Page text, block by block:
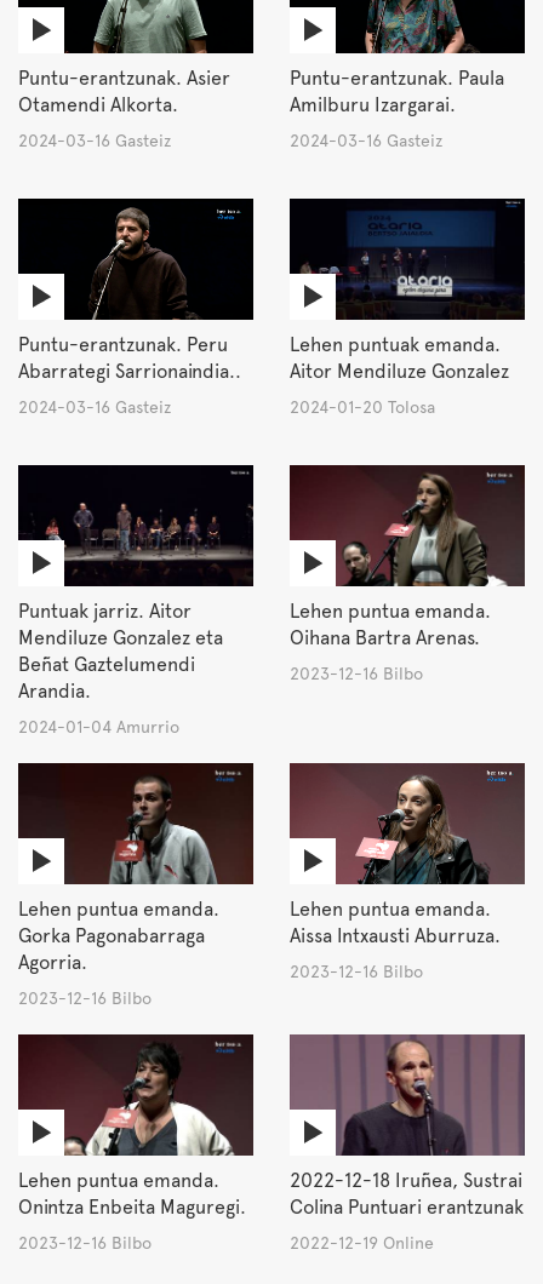
Puntu-erantzunak. Asier
Otamendi Alkorta.
2024-03-16 Gasteiz
Puntu-erantzunak. Paula
Amilburu Izargarai.
2024-03-16 Gasteiz
Puntu-erantzunak. Peru
Abarrategi Sarrionaindia..
2024-03-16 Gasteiz
Lehen puntuak emanda.
Aitor Mendiluze Gonzalez
2024-01-20 Tolosa
Puntuak jarriz. Aitor
Mendiluze Gonzalez eta
Beñat Gaztelumendi
Arandia.
2024-01-04 Amurrio
Lehen puntua emanda.
Oihana Bartra Arenas.
2023-12-16 Bilbo
Lehen puntua emanda.
Gorka Pagonabarraga
Agorria.
2023-12-16 Bilbo
Lehen puntua emanda.
Aissa Intxausti Aburruza.
2023-12-16 Bilbo
Lehen puntua emanda.
Onintza Enbeita Maguregi.
2023-12-16 Bilbo
2022-12-18 Iruñea, Sustrai
Colina Puntuari erantzunak
2022-12-19 Online